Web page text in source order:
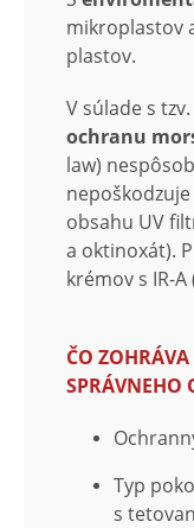
mikroplastov
plastov.
V súlade s tzv.
ochranu
law)
obsahu UV
a oktinoxát).
krémov s IR-A
ČO
SPRÁVNEHO
Typ
s